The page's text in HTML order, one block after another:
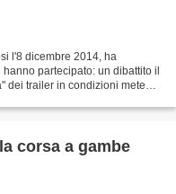
l'8 dicembre 2014, ha
partecipato: un dibattito il
dei trailer in condizioni meteo
corsa a gambe